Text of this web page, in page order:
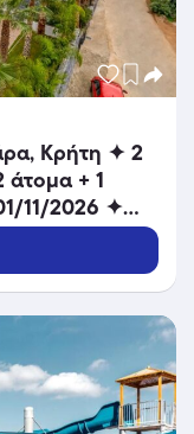
Κρήτη ✦ 2
άτομα + 1
11/2026 ✦